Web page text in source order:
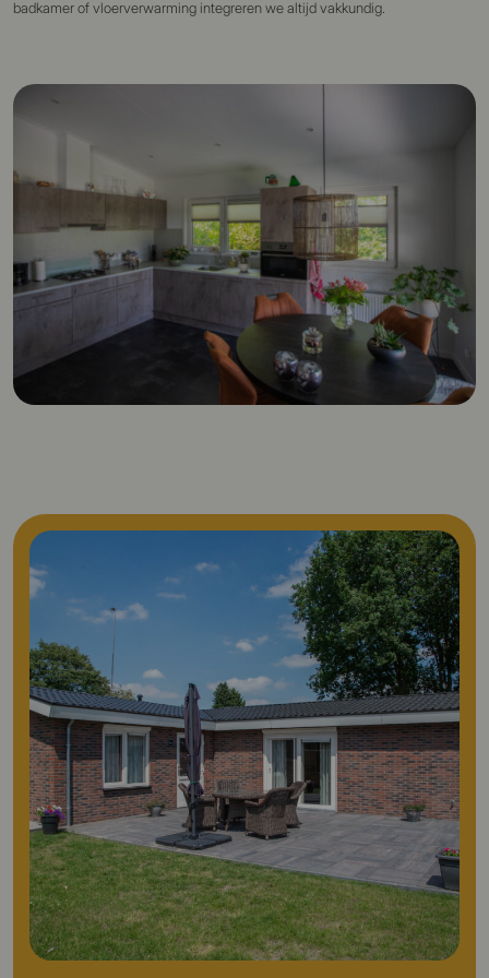
badkamer of vloerverwarming integreren we altijd vakkundig.